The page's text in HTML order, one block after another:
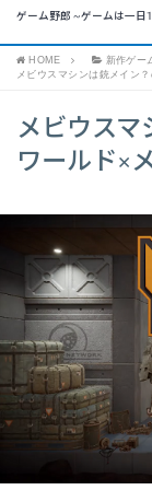
ゲーム野郎 ~ゲームは一日
HOME
新作ゲー
メビウスマシンは銃メイン
メビウスマ
ワールド×